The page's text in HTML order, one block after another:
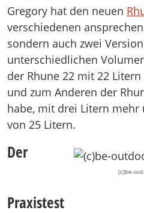
Gregory hat den neuen
verschiedenen
sondern auch zwei
unterschiedlichen
der Rhune 22 mit 22
und zum Anderen der
habe, mit drei Litern
von 25 Litern.
(c)be-
Der
Praxistest